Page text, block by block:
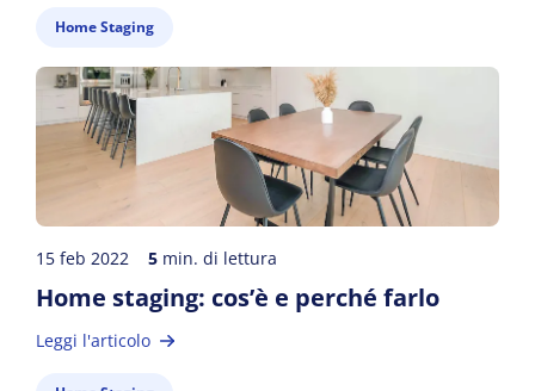
Home Staging
15 feb 2022 5 min. di lettura
Home staging: cos’è e perché farlo
Leggi l'articolo